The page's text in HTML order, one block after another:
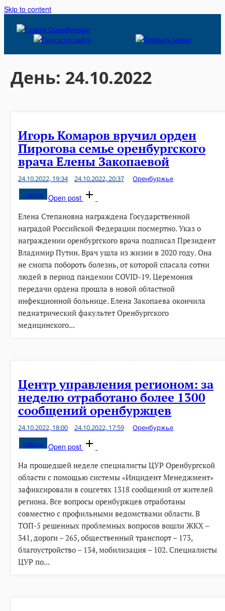
Skip to content
День: 24.10.2022
Игорь Комаров вручил орден
Пирогова семье оренбургского
врача Елены Закопаевой
24.10.2022, 19:34 24.10.2022, 20:37 Оренбуржье
Новости
Open post
Елена Степановна награждена Государственной
наградой Российской Федерации посмертно. Указ о
награждении оренбургского врача подписал Президент
Владимир Путин. Врач ушла из жизни в 2020 году. Она
не смогла побороть болезнь, от которой спасала сотни
людей в период пандемии COVID-19. Церемония
передачи ордена прошла в новой областной
инфекционной больнице. Елена Закопаева окончила
педиатрический факультет Оренбургского
медицинского...
Центр управления регионом: за
неделю отработано более 1300
сообщений оренбуржцев
24.10.2022, 18:00 24.10.2022, 17:59 Оренбуржье
Новости
Open post
На прошедшей неделе специалисты ЦУР Оренбургской
области с помощью системы «Инцидент Менеджмент»
зафиксировали в соцсетях 1318 сообщений от жителей
региона. Все вопросы оренбуржцев отработаны
совместно с профильными ведомствами области. В
ТОП-5 решенных проблемных вопросов вошли ЖКХ –
341, дороги – 265, общественный транспорт – 173,
благоустройство – 134, мобилизация – 102. Специалисты
ЦУР по...